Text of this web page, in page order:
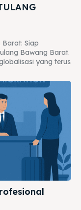
Siap
Bawang Barat.
yang terus